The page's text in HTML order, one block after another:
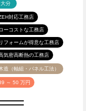
大分
対応工務店
ーコストな工務店
リフォームが得意な工務店
気密高断熱の工務店
造（軸組・パネル工法）
～ 50 万円